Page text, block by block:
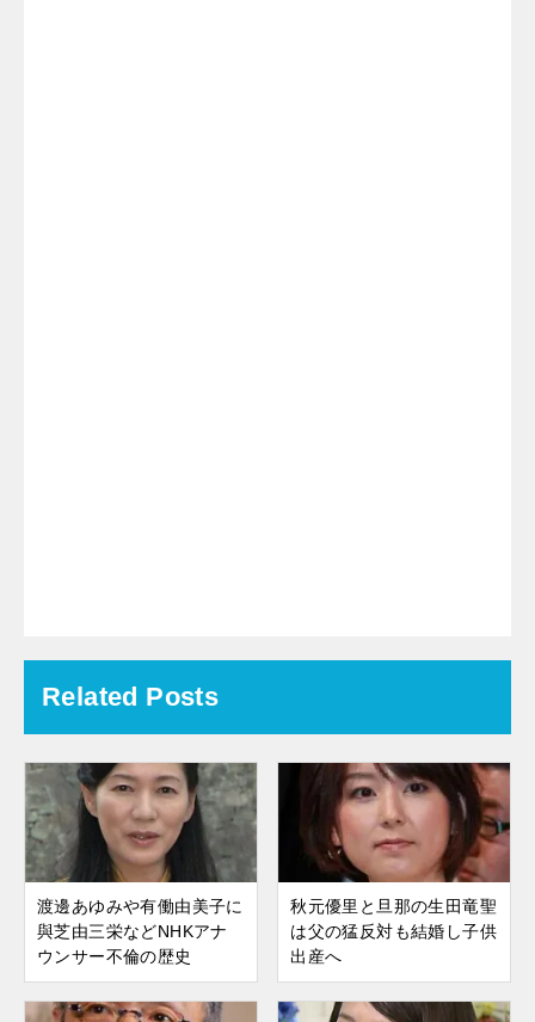
Related Posts
渡邊あゆみや有働由美子に
與芝由三栄などNHKアナ
ウンサー不倫の歴史
秋元優里と旦那の生田竜聖
は父の猛反対も結婚し子供
出産へ